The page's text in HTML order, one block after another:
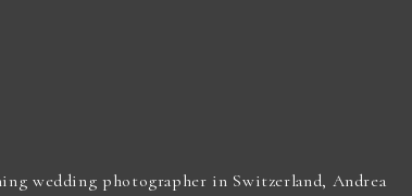
wedding photographer in Switzerland, Andrea